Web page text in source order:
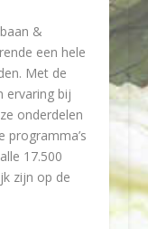
&
een hele
Met de
ervaring bij
onderdelen
programma’s
17.500
zijn op de